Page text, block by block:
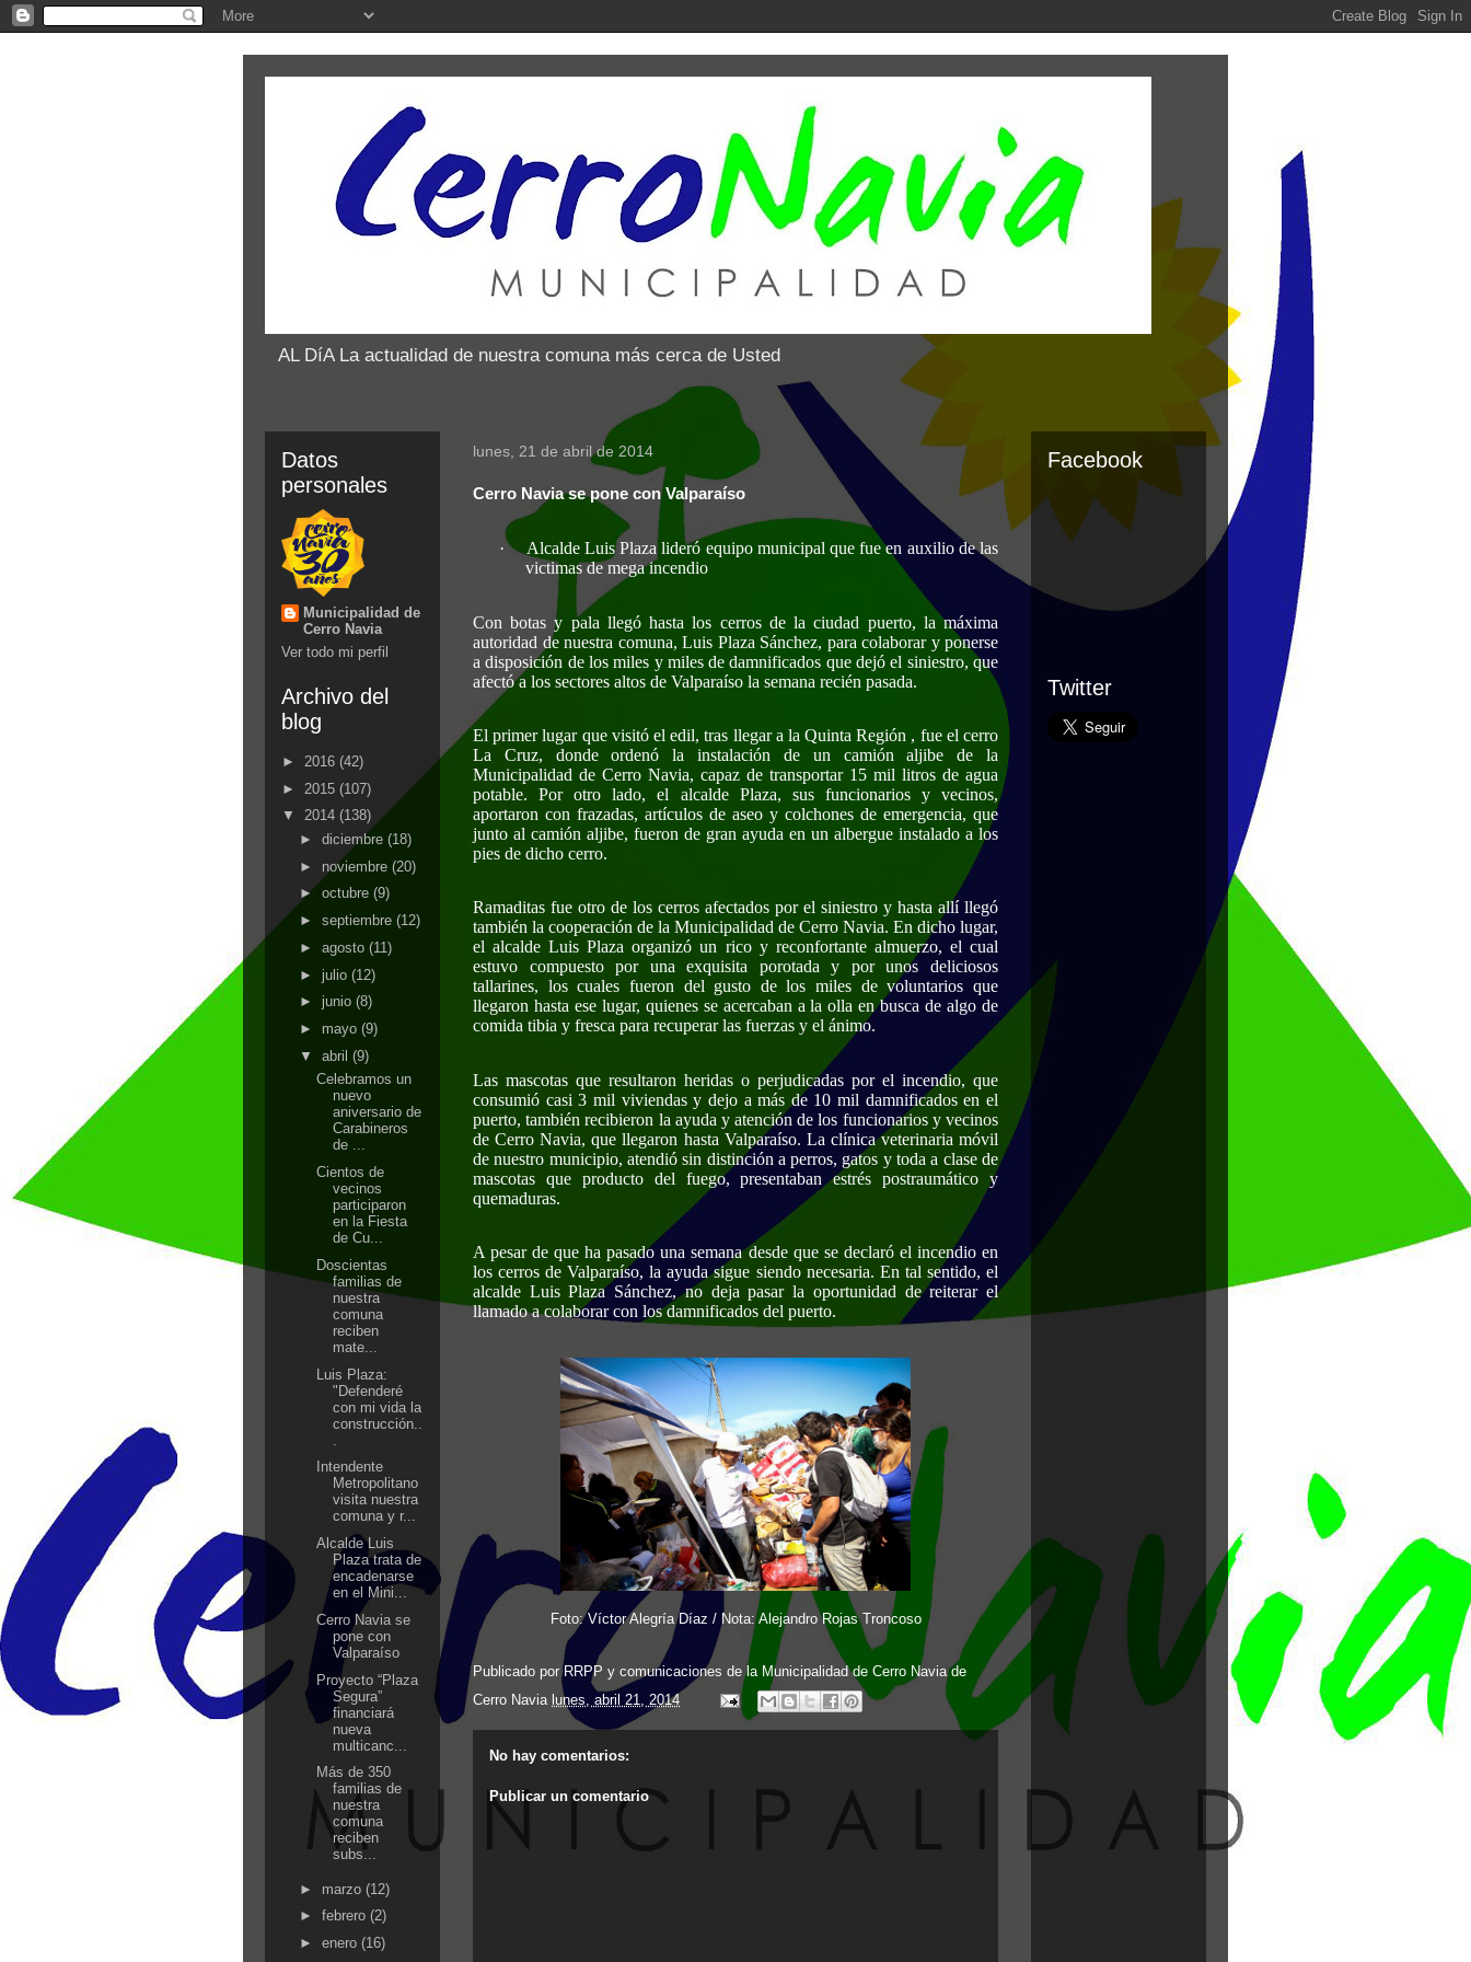
AL DíA La actualidad de nuestra comuna más cerca de Usted
lunes, 21 de abril de 2014
Cerro Navia se pone con Valparaíso
·
Alcalde Luis Plaza lideró equipo municipal que fue en auxilio de las
victimas de mega incendio
Con botas y pala llegó hasta los cerros de la ciudad puerto, la máxima
autoridad de nuestra comuna, Luis Plaza Sánchez, para colaborar y ponerse
a disposición de los miles y miles de damnificados que dejó el siniestro, que
afectó a los sectores altos de Valparaíso la semana recién pasada.
El primer lugar que visitó el edil, tras llegar a la Quinta Región , fue el cerro
La Cruz, donde ordenó la instalación de un camión aljibe de la
Municipalidad de Cerro Navia, capaz de transportar 15 mil litros de agua
potable. Por otro lado, el alcalde Plaza, sus funcionarios y vecinos,
aportaron con frazadas, artículos de aseo y colchones de emergencia, que
junto al camión aljibe, fueron de gran ayuda en un albergue instalado a los
pies de dicho cerro.
Ramaditas fue otro de los cerros afectados por el siniestro y hasta allí llegó
también la cooperación de la Municipalidad de Cerro Navia. En dicho lugar,
el alcalde Luis Plaza organizó un rico y reconfortante almuerzo, el cual
estuvo compuesto por una exquisita porotada y por unos deliciosos
tallarines, los cuales fueron del gusto de los miles de voluntarios que
llegaron hasta ese lugar, quienes se acercaban a la olla en busca de algo de
comida tibia y fresca para recuperar las fuerzas y el ánimo.
Las mascotas que resultaron heridas o perjudicadas por el incendio, que
consumió casi 3 mil viviendas y dejo a más de 10 mil damnificados en el
puerto, también recibieron la ayuda y atención de los funcionarios y vecinos
de Cerro Navia, que llegaron hasta Valparaíso. La clínica veterinaria móvil
de nuestro municipio, atendió sin distinción a perros, gatos y toda a clase de
mascotas que producto del fuego, presentaban estrés postraumático y
quemaduras.
A pesar de que ha pasado una semana desde que se declaró el incendio en
los cerros de Valparaíso, la ayuda sigue siendo necesaria. En tal sentido, el
alcalde Luis Plaza Sánchez, no deja pasar la oportunidad de reiterar el
llamado a colaborar con los damnificados del puerto.
Foto: Víctor Alegría Díaz / Nota: Alejandro Rojas Troncoso
Publicado por RRPP y comunicaciones de la Municipalidad de Cerro Navia de
Cerro Navia lunes, abril 21, 2014
No hay comentarios:
Publicar un comentario
Datos
personales
Municipalidad de
Cerro Navia
Ver todo mi perfil
Archivo del
blog
► 2016 (42)
► 2015 (107)
▼ 2014 (138)
► diciembre (18)
► noviembre (20)
► octubre (9)
► septiembre (12)
► agosto (11)
► julio (12)
► junio (8)
► mayo (9)
▼ abril (9)
Celebramos un
nuevo
aniversario de
Carabineros
de ...
Cientos de
vecinos
participaron
en la Fiesta
de Cu...
Doscientas
familias de
nuestra
comuna
reciben
mate...
Luis Plaza:
"Defenderé
con mi vida la
construcción..
Intendente
Metropolitano
visita nuestra
comuna y r...
Alcalde Luis
Plaza trata de
encadenarse
en el Mini...
Cerro Navia se
pone con
Valparaíso
Proyecto “Plaza
Segura”
financiará
nueva
multicanc...
Más de 350
familias de
nuestra
comuna
reciben
subs...
► marzo (12)
► febrero (2)
► enero (16)
Facebook
Twitter